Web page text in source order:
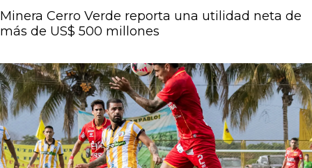
Minera Cerro Verde reporta una utilidad neta de
más de US$ 500 millones